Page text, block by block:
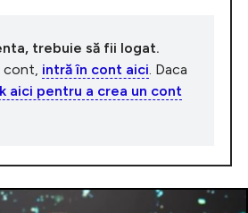
trebuie să fii logat.
cont, intră în cont aici . Daca
aici pentru a crea un cont